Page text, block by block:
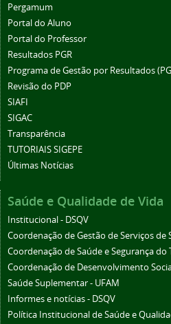
Pergamum
Portal do Aluno
Portal do Professor
Resultados PGR
Programa de Gestão por Resultados
Revisão do PDP
SIAFI
SIGAC
Transparência
TUTORIAIS SIGEPE
Últimas Notícias
Saúde e Qualidade de Vida
Institucional - DSQV
Coordenação de Gestão de Serviços de
Coordenação de Saúde e Segurança do
Coordenação de Desenvolvimento
Saúde Suplementar - UFAM
Informes e notícias - DSQV
Política Institucional de Saúde e